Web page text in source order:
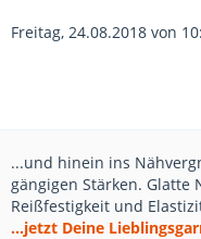
Freitag, 24.08.2018 von
...und hinein ins
gängigen Stärken. Glatte
Reißfestigkeit und
...jetzt Deine